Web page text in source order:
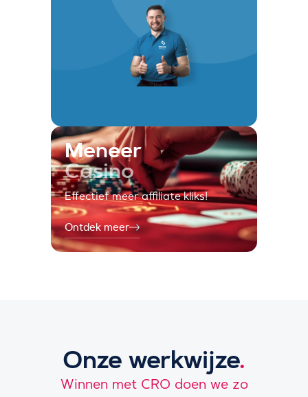
Meneer
Casino
Effectief meer affiliate kliks!
Ontdek meer
Onze werkwijze.
Winnen met CRO doen we zo